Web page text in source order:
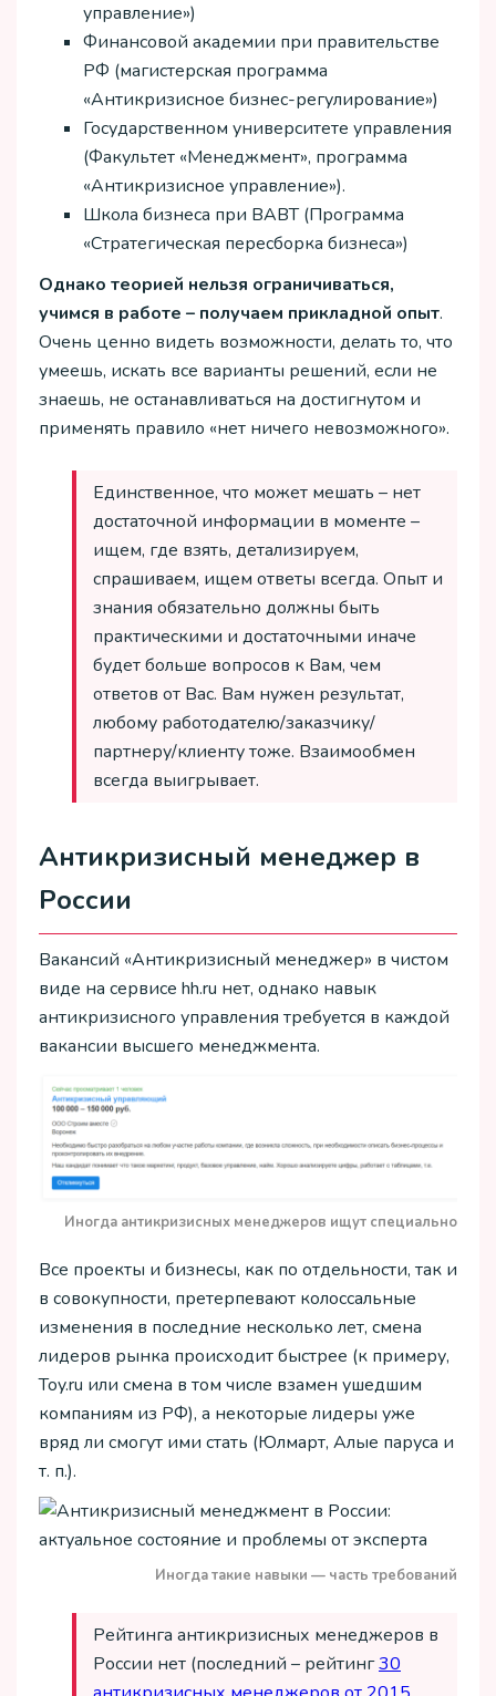
управление»)
Финансовой академии при правительстве
РФ (магистерская программа
«Антикризисное бизнес-регулирование»)
Государственном университете управления
(Факультет «Менеджмент», программа
«Антикризисное управление»).
Школа бизнеса при ВАВТ (Программа
«Стратегическая пересборка бизнеса»)
Однако теорией нельзя ограничиваться,
учимся в работе – получаем прикладной опыт.
Очень ценно видеть возможности, делать то, что
умеешь, искать все варианты решений, если не
знаешь, не останавливаться на достигнутом и
применять правило «нет ничего невозможного».
Единственное, что может мешать – нет
достаточной информации в моменте –
ищем, где взять, детализируем,
спрашиваем, ищем ответы всегда. Опыт и
знания обязательно должны быть
практическими и достаточными иначе
будет больше вопросов к Вам, чем
ответов от Вас. Вам нужен результат,
любому работодателю/заказчику/
партнеру/клиенту тоже. Взаимообмен
всегда выигрывает.
Антикризисный менеджер в
России
Вакансий «Антикризисный менеджер» в чистом
виде на сервисе hh.ru нет, однако навык
антикризисного управления требуется в каждой
вакансии высшего менеджмента.
Иногда антикризисных менеджеров ищут специально
Все проекты и бизнесы, как по отдельности, так и
в совокупности, претерпевают колоссальные
изменения в последние несколько лет, смена
лидеров рынка происходит быстрее (к примеру,
Toy.ru или смена в том числе взамен ушедшим
компаниям из РФ), а некоторые лидеры уже
вряд ли смогут ими стать (Юлмарт, Алые паруса и
т. п.).
Иногда такие навыки — часть требований
Рейтинга антикризисных менеджеров в
России нет (последний – рейтинг30